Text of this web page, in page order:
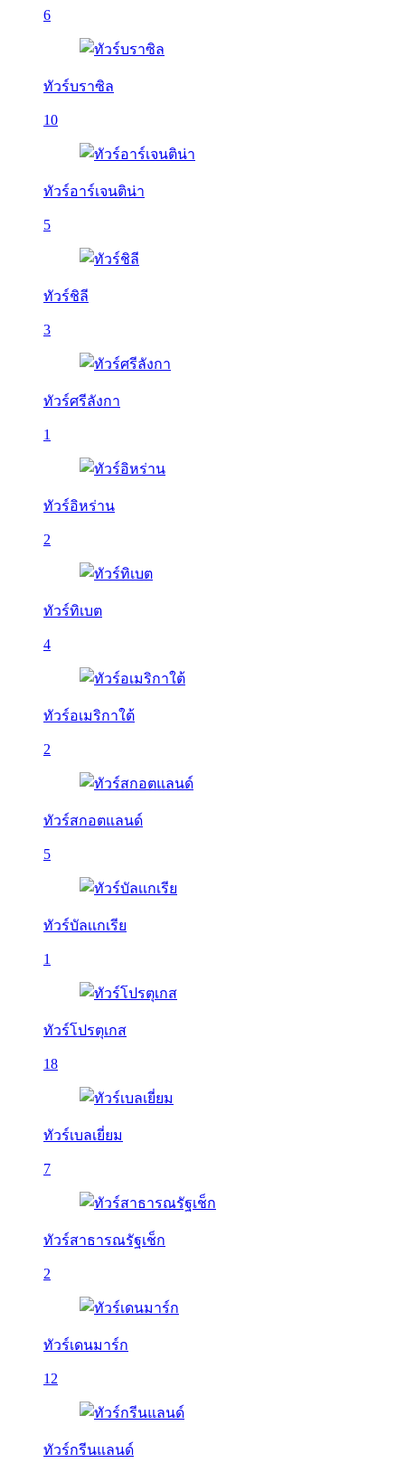
6
ทัวร์บราซิล
10
ทัวร์อาร์เจนติน่า
5
ทัวร์ชิลี
3
ทัวร์ศรีลังกา
1
ทัวร์อิหร่าน
2
ทัวร์ทิเบต
4
ทัวร์อเมริกาใต้
2
ทัวร์สกอตแลนด์
5
ทัวร์บัลเเกเรีย
1
ทัวร์โปรตุเกส
18
ทัวร์เบลเยี่ยม
7
ทัวร์สาธารณรัฐเช็ก
2
ทัวร์เดนมาร์ก
12
ทัวร์กรีนแลนด์